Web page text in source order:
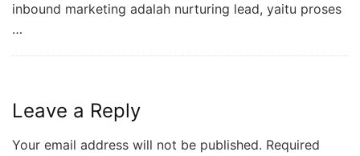
inbound marketing adalah nurturing lead, yaitu proses
…
Leave a Reply
Your email address will not be published. Required